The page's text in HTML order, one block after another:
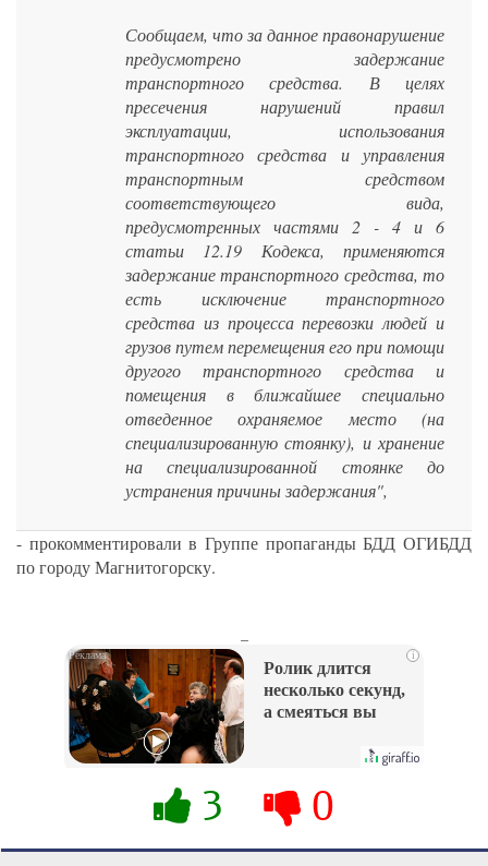
Сообщаем, что за данное правонарушение
предусмотрено задержание
транспортного средства. В целях
пресечения нарушений правил
эксплуатации, использования
транспортного средства и управления
транспортным средством
соответствующего вида,
предусмотренных частями 2 - 4 и 6
статьи 12.19 Кодекса, применяются
задержание транспортного средства, то
есть исключение транспортного
средства из процесса перевозки людей и
грузов путем перемещения его при помощи
другого транспортного средства и
помещения в ближайшее специально
отведенное охраняемое место (на
специализированную стоянку), и хранение
на специализированной стоянке до
устранения причины задержания",
- прокомментировали в Группе пропаганды БДД ОГИБДД
по городу Магнитогорску.
i
Ролик длится
несколько секунд,
а смеяться вы
3 0